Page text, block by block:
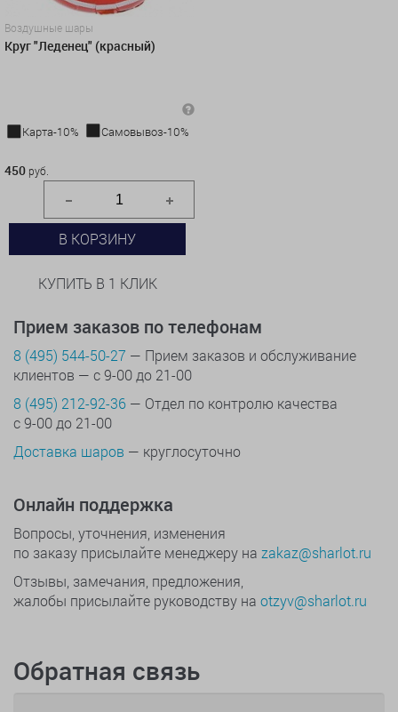
Воздушные шары
Круг "Леденец" (красный)
Карта-10%
Самовывоз-10%
450 руб.
В КОРЗИНУ
КУПИТЬ В 1 КЛИК
Прием заказов по телефонам
8 (495) 544-50-27 — Прием заказов и обслуживание
клиентов — с 9-00 до 21-00
8 (495) 212-92-36 — Отдел по контролю качества
с 9-00 до 21-00
Доставка шаров — круглосуточно
Онлайн поддержка
Вопросы, уточнения, изменения
по заказу присылайте менеджеру на zakaz@sharlot.ru
Отзывы, замечания, предложения,
жалобы присылайте руководству на otzyv@sharlot.ru
Обратная связь